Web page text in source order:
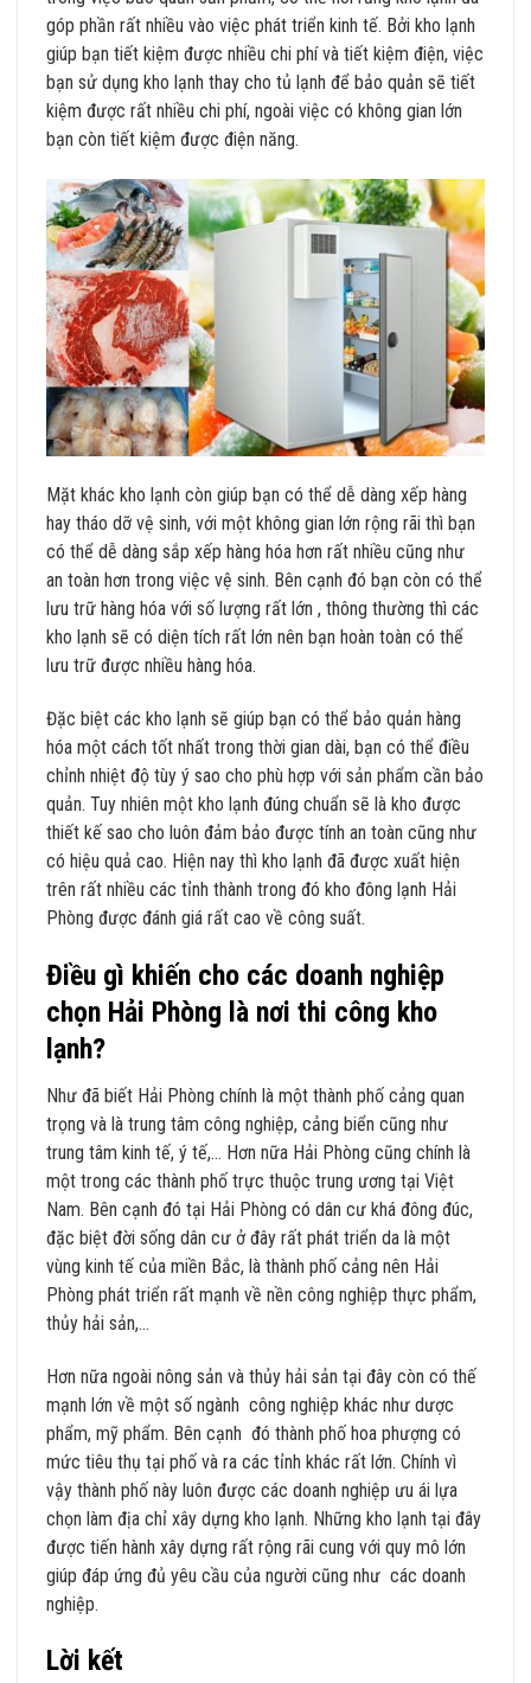
góp phần rất nhiều vào việc phát triển kinh tế. Bởi kho lạnh
giúp bạn tiết kiệm được nhiều chi phí và tiết kiệm điện, việc
bạn sử dụng kho lạnh thay cho tủ lạnh để bảo quản sẽ tiết
kiệm được rất nhiều chi phí, ngoài việc có không gian lớn
bạn còn tiết kiệm được điện năng.
Mặt khác kho lạnh còn giúp bạn có thể dễ dàng xếp hàng
hay tháo dỡ vệ sinh, với một không gian lớn rộng rãi thì bạn
có thể dễ dàng sắp xếp hàng hóa hơn rất nhiều cũng như
an toàn hơn trong việc vệ sinh. Bên cạnh đó bạn còn có thể
lưu trữ hàng hóa với số lượng rất lớn , thông thường thì các
kho lạnh sẽ có diện tích rất lớn nên bạn hoàn toàn có thể
lưu trữ được nhiều hàng hóa.
Đặc biệt các kho lạnh sẽ giúp bạn có thể bảo quản hàng
hóa một cách tốt nhất trong thời gian dài, bạn có thể điều
chỉnh nhiệt độ tùy ý sao cho phù hợp với sản phẩm cần bảo
quản. Tuy nhiên một kho lạnh đúng chuẩn sẽ là kho được
thiết kế sao cho luôn đảm bảo được tính an toàn cũng như
có hiệu quả cao. Hiện nay thì kho lạnh đã được xuất hiện
trên rất nhiều các tỉnh thành trong đó kho đông lạnh Hải
Phòng được đánh giá rất cao về công suất.
Điều gì khiến cho các doanh nghiệp
chọn Hải Phòng là nơi thi công kho
lạnh?
Như đã biết Hải Phòng chính là một thành phố cảng quan
trọng và là trung tâm công nghiệp, cảng biển cũng như
trung tâm kinh tế, ý tế,… Hơn nữa Hải Phòng cũng chính là
một trong các thành phố trực thuộc trung ương tại Việt
Nam. Bên cạnh đó tại Hải Phòng có dân cư khá đông đúc,
đặc biệt đời sống dân cư ở đây rất phát triển da là một
vùng kinh tế của miền Bắc, là thành phố cảng nên Hải
Phòng phát triển rất mạnh về nền công nghiệp thực phẩm,
thủy hải sản,…
Hơn nữa ngoài nông sản và thủy hải sản tại đây còn có thế
mạnh lớn về một số ngành công nghiệp khác như dược
phẩm, mỹ phẩm. Bên cạnh đó thành phố hoa phượng có
mức tiêu thụ tại phố và ra các tỉnh khác rất lớn. Chính vì
vậy thành phố này luôn được các doanh nghiệp ưu ái lựa
chọn làm địa chỉ xây dựng kho lạnh. Những kho lạnh tại đây
được tiến hành xây dựng rất rộng rãi cung với quy mô lớn
giúp đáp ứng đủ yêu cầu của người cũng như các doanh
nghiệp.
Lời kết